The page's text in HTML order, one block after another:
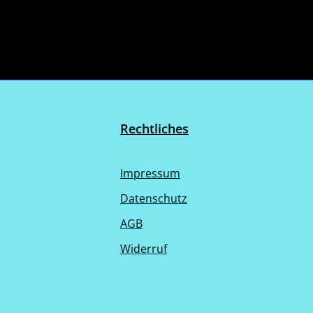
Rechtliches
Impressum
Datenschutz
AGB
Widerruf